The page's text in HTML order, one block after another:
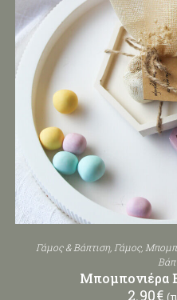
Γάμος & Βάπτιση, Γάμος,
Μπομπονιέρα
2.90€